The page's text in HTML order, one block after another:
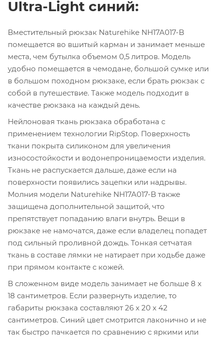
Ultra-Light синий:
Вместительный рюкзак Naturehike NH17A017-B
помещается во вшитый карман и занимает меньше
места, чем бутылка объемом 0,5 литров. Модель
удобно помещается в чемодане, большой сумке или
в большом походном рюкзаке, если брать рюкзак с
собой в путешествие. Также модель подходит в
качестве рюкзака на каждый день.
Нейлоновая ткань рюкзака обработана с
применением технологии RipStop. Поверхность
ткани покрыта силиконом для увеличения
износостойкости и водонепроницаемости изделия.
Ткань не распускается дальше, даже если на
поверхности появились зацепки или надрывы.
Молния модели Naturehike NH17A017-B также
защищена дополнительной защитой, что
препятствует попаданию влаги внутрь. Вещи в
рюкзаке не намочатся, даже если владелец попадет
под сильный проливной дождь. Тонкая сетчатая
ткань в составе лямки не натирает при ходьбе даже
при прямом контакте с кожей.
В сложенном виде модель занимает не больше 8 x
18 сантиметров. Если развернуть изделие, то
габариты рюкзака составляют 26 x 20 x 42
сантиметров. Синий цвет смотрится лаконично и не
так быстро пачкается по сравнению с яркими или